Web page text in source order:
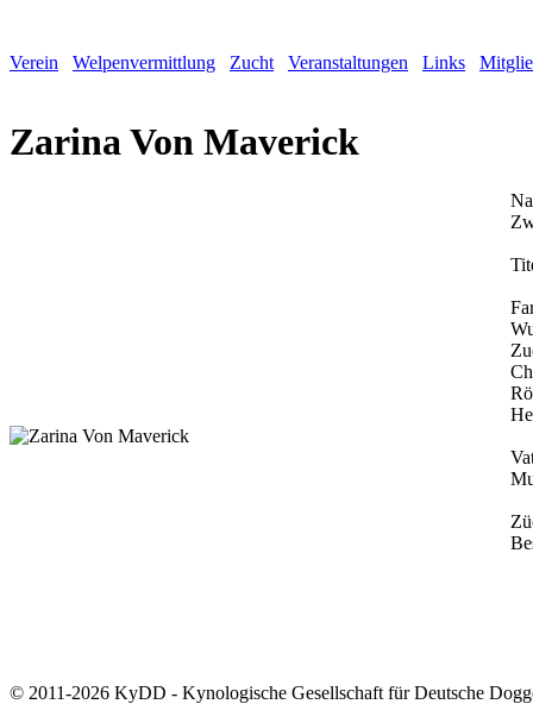
Verein Welpenvermittlung Zucht Veranstaltungen Links
Zarina Von Maverick
© 2011-2026 KyDD - Kynologische Gesellschaft für Deutsche